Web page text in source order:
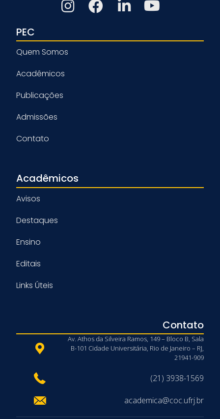
PEC
Quem Somos
Acadêmicos
Publicações
Admissões
Contato
Acadêmicos
Avisos
Destaques
Ensino
Editais
Links Úteis
Contato
Av. Athos da Silveira Ramos, 149 – Bloco B, Sala
B-101 Cidade Universitária, Rio de Janeiro – RJ,
21941-909
(21) 3938-1569
academica@coc.ufrj.br